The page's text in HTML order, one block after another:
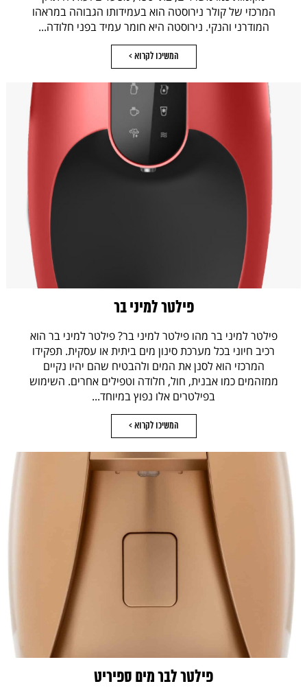
המרכזי של קולר נירוסטה הוא בעמידותו הגבוהה במראהו
המודרני והנקי. נירוסטה היא חומר עמיד בפני חלודה...
המשיכו לקרוא >
פילטר למיני בר
פילטר למיני בר מהו פילטר למיני בר? פילטר למיני בר הוא
רכיב חיוני בכל מערכת סינון מים ביתית או עסקית. תפקידו
המרכזי הוא לסנן את המים ולהבטיח שהם יהיו נקיים
ממזהמים כמו אבנית, חול, חלודה וטפילים אחרים. השימוש
בפילטרים אלו נפוץ במיוחד...
המשיכו לקרוא >
פילטר לבר מים ספיריט